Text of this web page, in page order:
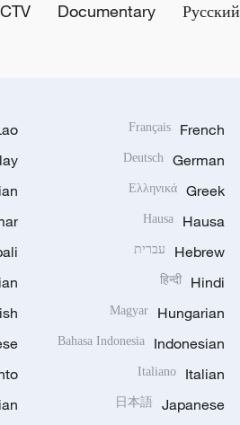
Русский
Documentary
French
Français
German
Deutsch
Greek
Ελληνικά
Hausa
Hausa
Hebrew עברית
Hindi
हिन्दी
Hungarian
Magyar
Indonesian
Bahasa Indonesia
Italian
Italiano
Japanese
日本語